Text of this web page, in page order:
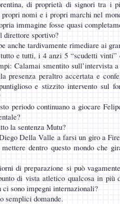
di proprietà di signori tra i
nomi e i propri marchi nel
immagine fosse quasi
direttore sportivo?
anche tardivamente rimediare ai
e tutti, i 4 anzi 5 “scudetti
Calamai smentito sull’intervista
presenza peraltro accertata e
e stizzito intervento sul
periodo continuano a giocare
la sentenza Mutu?
Della Valle a farsi un giro a
dentro questo mondo che
di preparazione si può
di vista atletico qualcosa in più
ci sono impegni internazionali?
semplici domande.